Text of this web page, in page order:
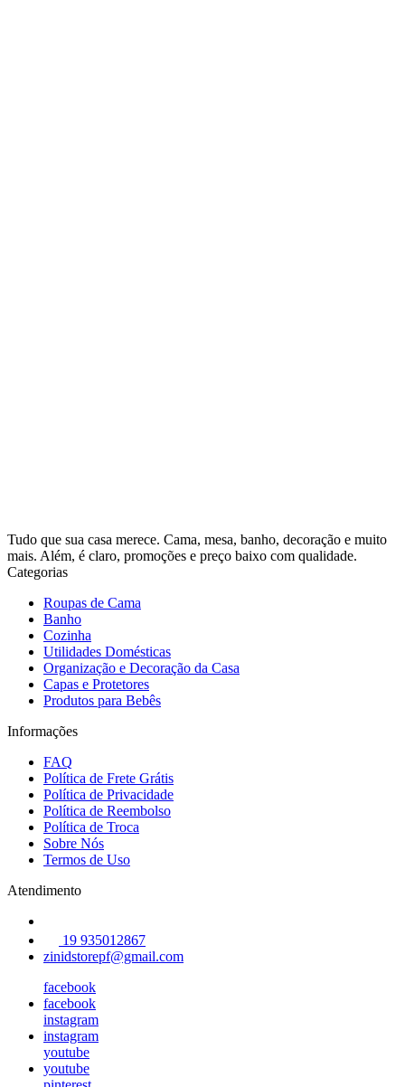
Tudo que sua casa merece. Cama, mesa, banho, decoração e muito
mais. Além, é claro, promoções e preço baixo com qualidade.
Categorias
Roupas de Cama
Banho
Cozinha
Utilidades Domésticas
Organização e Decoração da Casa
Capas e Protetores
Produtos para Bebês
Informações
FAQ
Política de Frete Grátis
Política de Privacidade
Política de Reembolso
Política de Troca
Sobre Nós
Termos de Uso
Atendimento
19 935012867
zinidstorepf@gmail.com
facebook
facebook
instagram
instagram
youtube
youtube